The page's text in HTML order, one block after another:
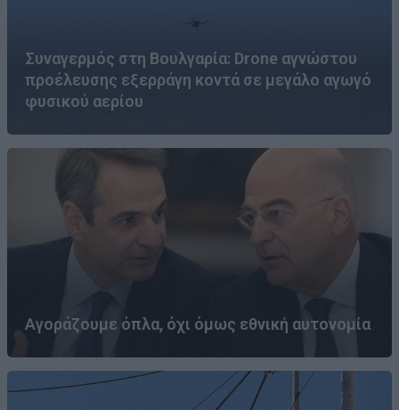
Συναγερμός στη Βουλγαρία: Drone αγνώστου
προέλευσης εξερράγη κοντά σε μεγάλο αγωγό
φυσικού αερίου
Αγοράζουμε όπλα, όχι όμως εθνική αυτονομία